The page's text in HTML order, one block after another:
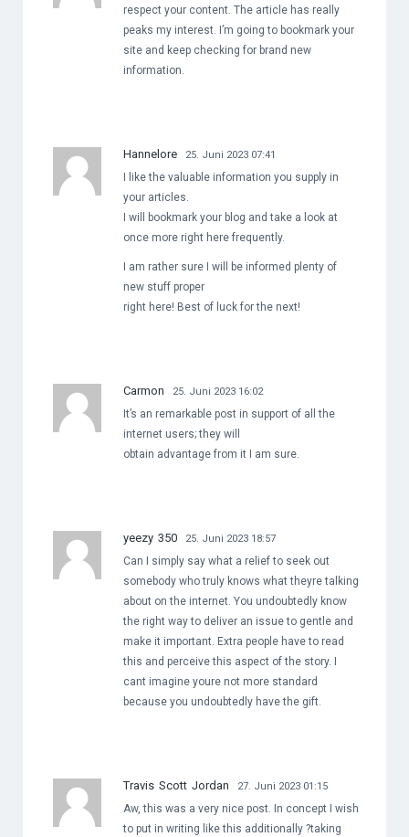
respect your content. The article has really
peaks my interest. I’m going to bookmark your
site and keep checking for brand new
information.
Hannelore 25. Juni 2023 07:41
I like the valuable information you supply in
your articles.
I will bookmark your blog and take a look at
once more right here frequently.
I am rather sure I will be informed plenty of
new stuff proper
right here! Best of luck for the next!
Carmon 25. Juni 2023 16:02
It’s an remarkable post in support of all the
internet users; they will
obtain advantage from it I am sure.
yeezy 350 25. Juni 2023 18:57
Can I simply say what a relief to seek out
somebody who truly knows what theyre talking
about on the internet. You undoubtedly know
the right way to deliver an issue to gentle and
make it important. Extra people have to read
this and perceive this aspect of the story. I
cant imagine youre not more standard
because you undoubtedly have the gift.
Travis Scott Jordan 27. Juni 2023 01:15
Aw, this was a very nice post. In concept I wish
to put in writing like this additionally ?taking